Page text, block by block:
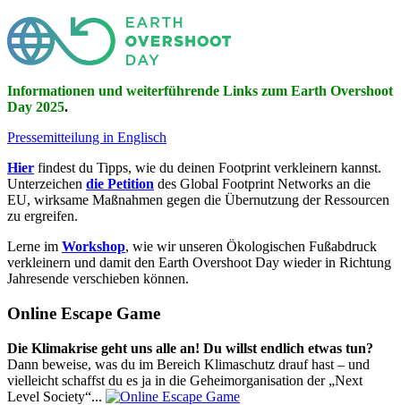
Informationen und weiterführende Links zum Earth Overshoot
Day 2025.
Pressemitteilung in Englisch
Hier findest du Tipps, wie du deinen Footprint verkleinern kannst.
Unterzeichen die Petition des Global Footprint Networks an die
EU, wirksame Maßnahmen gegen die Übernutzung der Ressourcen
zu ergreifen.
Lerne im Workshop, wie wir unseren Ökologischen Fußabdruck
verkleinern und damit den Earth Overshoot Day wieder in Richtung
Jahresende verschieben können.
Online Escape Game
Die Klimakrise geht uns alle an! Du willst endlich etwas tun?
Dann beweise, was du im Bereich Klimaschutz drauf hast – und
vielleicht schaffst du es ja in die Geheimorganisation der „Next
Level Society“...